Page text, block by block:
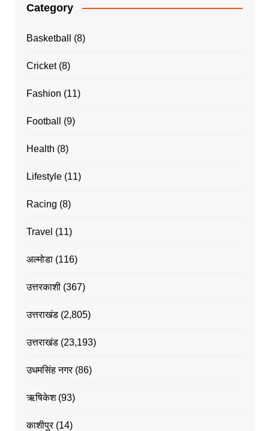
Category
Basketball (8)
Cricket(8)
Fashion (11)
Football (9)
Health (8)
Lifestyle(11)
Racing (8)
Travel (11)
अल्मोडा(116)
उत्तरकाशी(367)
उत्तराखंड(2,805)
उत्तराखंड(23,193)
उधमसिंह नगर(86)
ऋषिकेश(93)
काशीपुर(14)